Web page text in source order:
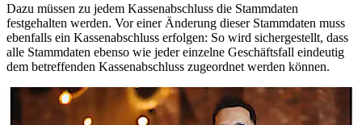
Dazu müssen zu jedem Kassenabschluss die Stammdaten
festgehalten werden. Vor einer Änderung dieser Stammdaten muss
ebenfalls ein Kassenabschluss erfolgen: So wird sichergestellt, dass
alle Stammdaten ebenso wie jeder einzelne Geschäftsfall eindeutig
dem betreffenden Kassenabschluss zugeordnet werden können.